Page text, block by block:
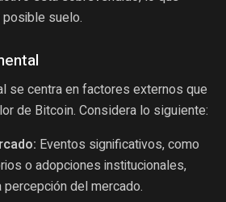
suelo.
se centra en factores externos que
de Bitcoin. Considera lo siguiente:
Eventos significativos, como
o adopciones institucionales,
del mercado.